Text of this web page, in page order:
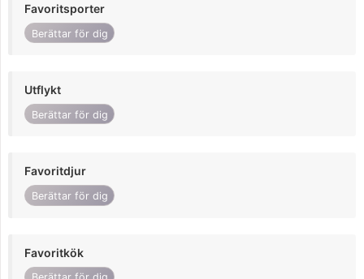
Favoritsporter
Berättar för dig
Utflykt
Berättar för dig
Favoritdjur
Berättar för dig
Favoritkök